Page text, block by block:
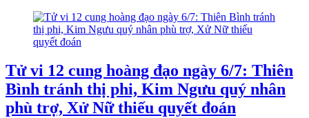
Tử vi 12 cung hoàng đạo ngày 6/7: Thiên
Bình tránh thị phi, Kim Ngưu quý nhân
phù trợ, Xử Nữ thiếu quyết đoán